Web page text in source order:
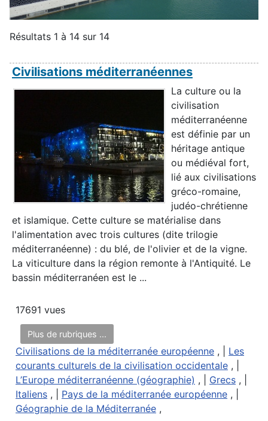
Résultats 1 à 14 sur 14
Civilisations méditerranéennes
La culture ou la
civilisation
méditerranéenne
est définie par un
héritage antique
ou médiéval fort,
lié aux civilisations
gréco-romaine,
judéo-chrétienne
et islamique. Cette culture se matérialise dans
l'alimentation avec trois cultures (dite trilogie
méditerranéenne) : du blé, de l'olivier et de la vigne.
La viticulture dans la région remonte à l'Antiquité. Le
bassin méditerranéen est le ...
17691 vues
Plus de rubriques ...
Civilisations de la méditerranée européenne , | Les
courants culturels de la civilisation occidentale , |
L’Europe méditerranéenne (géographie) , | Grecs , |
Italiens , | Pays de la méditerranée européenne , |
Géographie de la Méditerranée ,